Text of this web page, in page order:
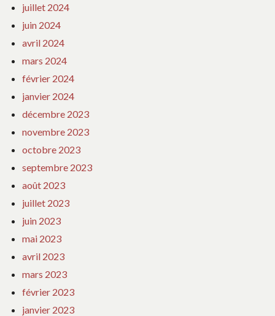
juillet 2024
juin 2024
avril 2024
mars 2024
février 2024
janvier 2024
décembre 2023
novembre 2023
octobre 2023
septembre 2023
août 2023
juillet 2023
juin 2023
mai 2023
avril 2023
mars 2023
février 2023
janvier 2023